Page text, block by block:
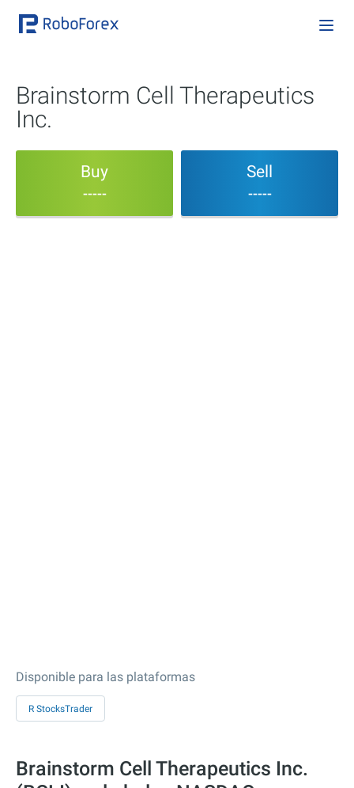
Brainstorm Cell Therapeutics
Inc.
Buy
-----
Sell
-----
Disponible para las plataformas
R StocksTrader
Brainstorm Cell Therapeutics Inc.